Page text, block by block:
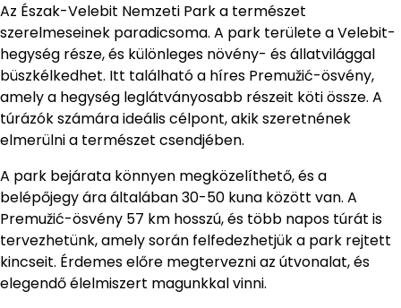
Az Észak-Velebit Nemzeti Park a természet
szerelmeseinek paradicsoma. A park területe a Velebit-
hegység része, és különleges növény- és állatvilággal
büszkélkedhet. Itt található a híres Premužić-ösvény,
amely a hegység leglátványosabb részeit köti össze. A
túrázók számára ideális célpont, akik szeretnének
elmerülni a természet csendjében.
A park bejárata könnyen megközelíthető, és a
belépőjegy ára általában 30-50 kuna között van. A
Premužić-ösvény 57 km hosszú, és több napos túrát is
tervezhetünk, amely során felfedezhetjük a park rejtett
kincseit. Érdemes előre megtervezni az útvonalat, és
elegendő élelmiszert magunkkal vinni.